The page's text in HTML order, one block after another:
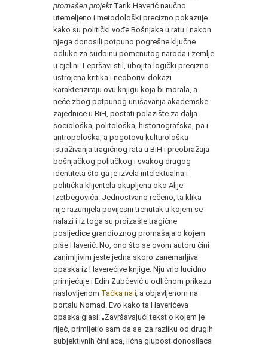
promašen projekt Tarik Haverić naučno
utemeljeno i metodološki precizno pokazuje
kako su politički vođe Bošnjaka u ratu i nakon
njega donosili potpuno pogrešne ključne
odluke za sudbinu pomenutog naroda i zemlje
u cjelini. Lepršavi stil, ubojita logički precizno
ustrojena kritika i neoborivi dokazi
karakteriziraju ovu knjigu koja bi morala, a
neće zbog potpunog urušavanja akademske
zajednice u BiH, postati polazište za dalja
sociološka, politološka, historiografska, pa i
antropološka, a pogotovu kulturološka
istraživanja tragičnog rata u BiH i preobražaja
bošnjačkog političkog i svakog drugog
identiteta što ga je izvela intelektualna i
politička klijentela okupljena oko Alije
Izetbegovića. Jednostvano rečeno, ta klika
nije razumjela povijesni trenutak u kojem se
nalazi i iz toga su proizašle tragične
posljedice grandioznog promašaja o kojem
piše Haverić. No, ono što se ovom autoru čini
zanimljivim jeste jedna skoro zanemarljiva
opaska iz Haverećive knjige. Nju vrlo lucidno
primjećuje i Edin Zubčević u odličnom prikazu
naslovljenom Tačka na i a objavljenom na
portalu Nomad. Evo kako ta Haverićeva
opaska glasi: „Završavajući tekst o kojem je
riječ, primijetio sam da se ‘za razliku od drugih
subjektivnih činilaca, lična glupost donosilaca